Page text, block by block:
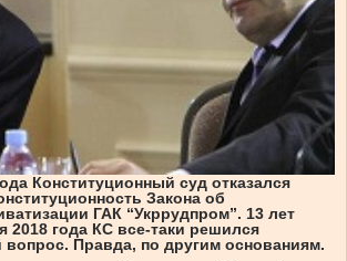
Конституционный суд отказался
Закона об
ГАК “Укррудпром”. 13 лет
2018 года КС все-таки решился
Правда, по другим основаниям.